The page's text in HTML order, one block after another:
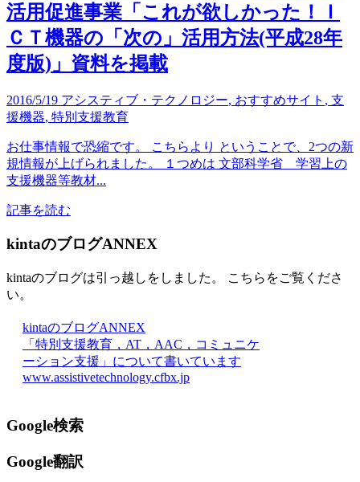
活用促進事業「これが欲しかった！Ｉ
ＣＴ機器の「次の」活用方法(平成28年
度版)」資料を掲載
2016/5/19 アシスティブ・テクノロジー, おすすめサイト , 支
援機器, 特別支援教育
お仕事情報で恐縮です。 こちらより ということで、2つの新
規情報が上げられました。 １つめは 文部科学省 学習上の
支援機器等教材...
記事を読む
kintaのブログANNEX
kintaのブログは引っ越しをしました。 こちらをご覧くださ
い。
kintaのブログANNEX
「特別支援教育，AT，AAC，コミュニケ
ーション支援」について書いています
www.assistivetechnology.cfbx.jp
Google検索
Google翻訳